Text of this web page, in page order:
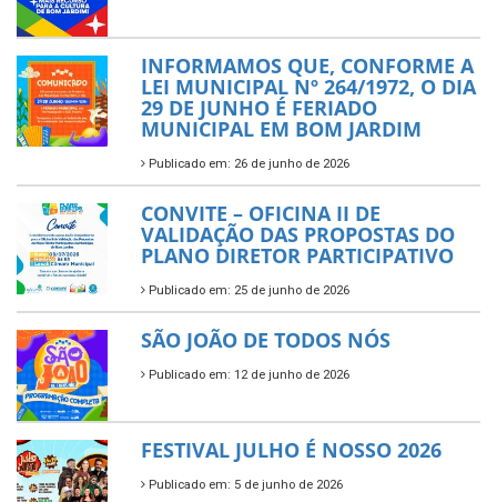
INFORMAMOS QUE, CONFORME A
LEI MUNICIPAL Nº 264/1972, O DIA
29 DE JUNHO É FERIADO
MUNICIPAL EM BOM JARDIM
Publicado em: 26 de junho de 2026
CONVITE – OFICINA II DE
VALIDAÇÃO DAS PROPOSTAS DO
PLANO DIRETOR PARTICIPATIVO
Publicado em: 25 de junho de 2026
SÃO JOÃO DE TODOS NÓS
Publicado em: 12 de junho de 2026
FESTIVAL JULHO É NOSSO 2026
Publicado em: 5 de junho de 2026